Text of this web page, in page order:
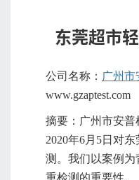
东莞超市
公司名称： 广州市
www.gzaptest.com
摘要：广州市安
2020年6月5日对
测。我们以案例
重检测的重要性。